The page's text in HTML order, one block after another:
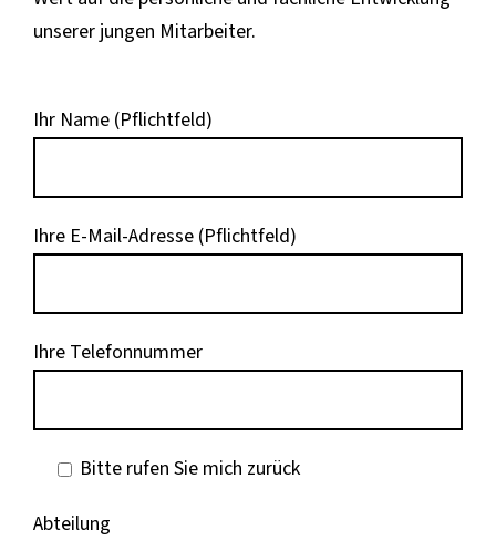
unserer jungen Mitarbeiter.
Ihr Name (Pflichtfeld)
Ihre E-Mail-Adresse (Pflichtfeld)
Ihre Telefonnummer
Bitte rufen Sie mich zurück
Abteilung